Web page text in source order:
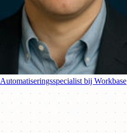
Automatiseringsspecialist bij Workbase